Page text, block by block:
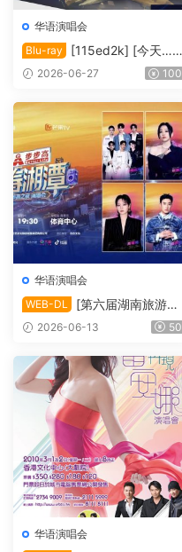
华语演唱会
Blu-ray
[115ed2k] [今天…is
the Day 刘德华巡回演唱会]
MA5.1][ISO/42.00 GiB]
2026-06-27 100
华语演唱会
WEB-DL
[第六届湖南旅游发
展大会·青春湘潭演唱会][108
HBO][TS/20.33 GiB]
2026-06-13 50
华语演唱会